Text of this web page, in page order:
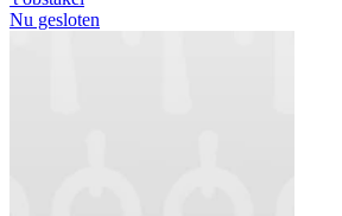
Nu gesloten